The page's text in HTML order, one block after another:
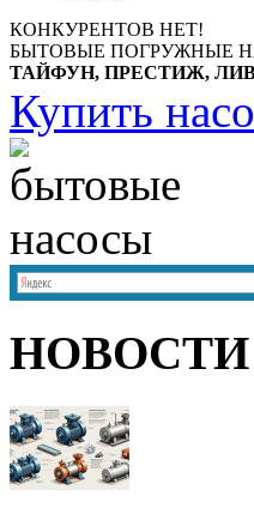
КОНКУРЕНТОВ НЕТ!
БЫТОВЫЕ ПОГРУЖНЫЕ
ТАЙФУН, ПРЕСТИЖ,
Купить
НОВОСТИ